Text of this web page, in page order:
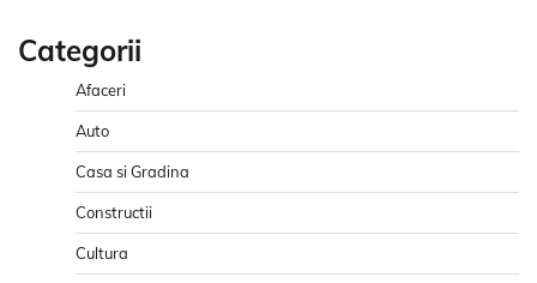
Categorii
Afaceri
Auto
Casa si Gradina
Constructii
Cultura